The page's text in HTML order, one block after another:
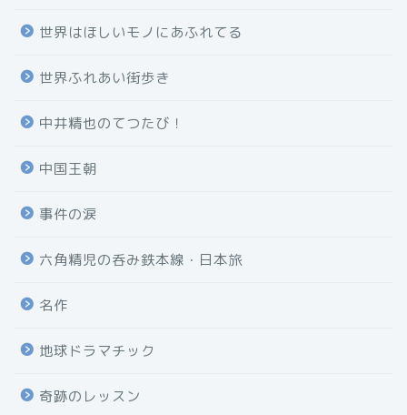
世界はほしいモノにあふれてる
世界ふれあい街歩き
中井精也のてつたび！
中国王朝
事件の涙
六角精児の呑み鉄本線・日本旅
名作
地球ドラマチック
奇跡のレッスン